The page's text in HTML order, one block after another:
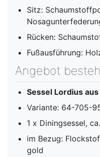
Sitz:
Rücken:
Fußausführung:
Angebot
Sessel Lordius
Variante: 64-705-
1 x Diningsessel,
im Bezug:
gold